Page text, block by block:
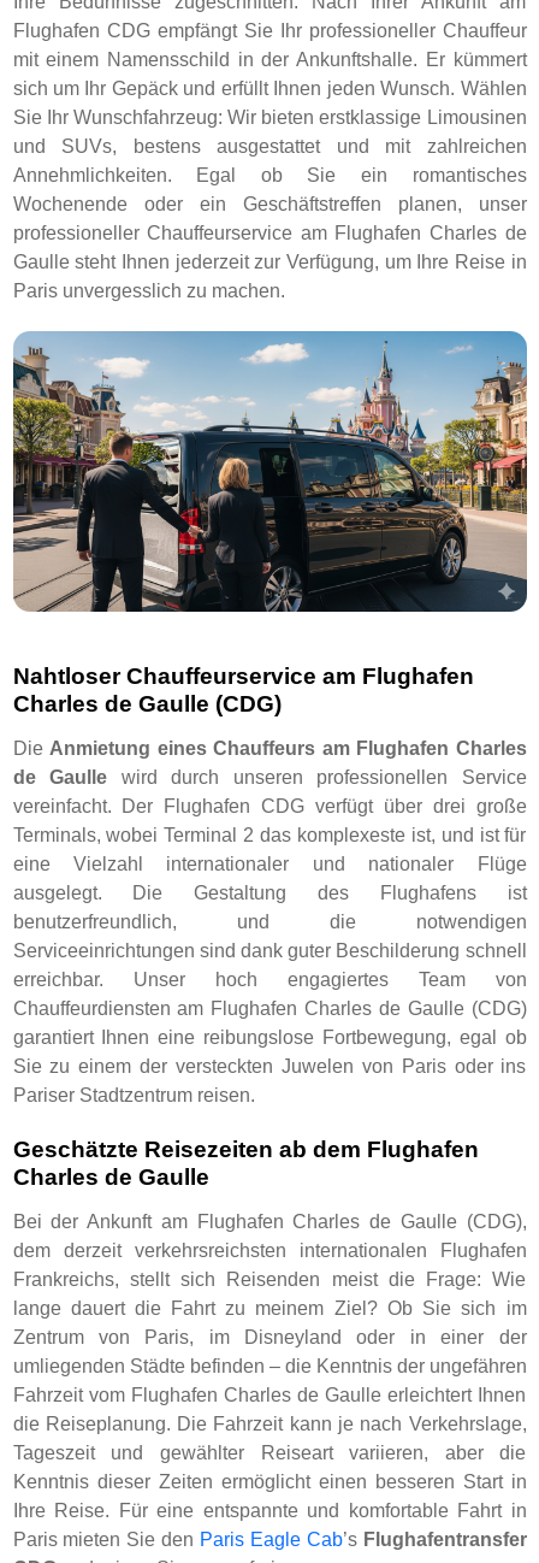
Flughafen CDG empfängt Sie Ihr professioneller Chauffeur
mit einem Namensschild in der Ankunftshalle. Er kümmert
sich um Ihr Gepäck und erfüllt Ihnen jeden Wunsch. Wählen
Sie Ihr Wunschfahrzeug: Wir bieten erstklassige Limousinen
und SUVs, bestens ausgestattet und mit zahlreichen
Annehmlichkeiten. Egal ob Sie ein romantisches
Wochenende oder ein Geschäftstreffen planen, unser
professioneller Chauffeurservice am Flughafen Charles de
Gaulle steht Ihnen jederzeit zur Verfügung, um Ihre Reise in
Paris unvergesslich zu machen.
Nahtloser Chauffeurservice am Flughafen
Charles de Gaulle (CDG)
Die Anmietung eines Chauffeurs am Flughafen Charles
de Gaulle wird durch unseren professionellen Service
vereinfacht. Der Flughafen CDG verfügt über drei große
Terminals, wobei Terminal 2 das komplexeste ist, und ist für
eine Vielzahl internationaler und nationaler Flüge
ausgelegt. Die Gestaltung des Flughafens ist
benutzerfreundlich, und die notwendigen
Serviceeinrichtungen sind dank guter Beschilderung schnell
erreichbar. Unser hoch engagiertes Team von
Chauffeurdiensten am Flughafen Charles de Gaulle (CDG)
garantiert Ihnen eine reibungslose Fortbewegung, egal ob
Sie zu einem der versteckten Juwelen von Paris oder ins
Pariser Stadtzentrum reisen.
Geschätzte Reisezeiten ab dem Flughafen
Charles de Gaulle
Bei der Ankunft am Flughafen Charles de Gaulle (CDG),
dem derzeit verkehrsreichsten internationalen Flughafen
Frankreichs, stellt sich Reisenden meist die Frage: Wie
lange dauert die Fahrt zu meinem Ziel? Ob Sie sich im
Zentrum von Paris, im Disneyland oder in einer der
umliegenden Städte befinden – die Kenntnis der ungefähren
Fahrzeit vom Flughafen Charles de Gaulle erleichtert Ihnen
die Reiseplanung. Die Fahrzeit kann je nach Verkehrslage,
Tageszeit und gewählter Reiseart variieren, aber die
Kenntnis dieser Zeiten ermöglicht einen besseren Start in
Ihre Reise. Für eine entspannte und komfortable Fahrt in
Paris mieten Sie den Paris Eagle Cab’s Flughafentransfer